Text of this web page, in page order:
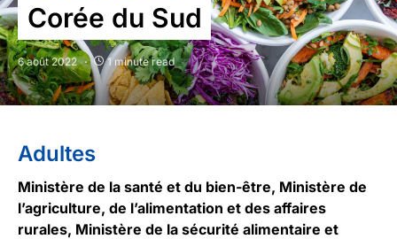
Corée du Sud
6 août 2022 1 minute read
Adultes
Ministère de la santé et du bien-être, Ministère de
l’agriculture, de l’alimentation et des affaires
rurales, Ministère de la sécurité alimentaire et